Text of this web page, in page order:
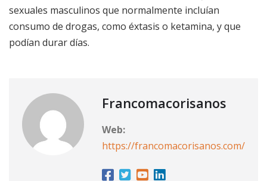
sexuales masculinos que normalmente incluían
consumo de drogas, como éxtasis o ketamina, y que
podían durar días.
Francomacorisanos
Web:
https://francomacorisanos.com/